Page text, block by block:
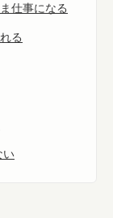
仕事になる
る
い